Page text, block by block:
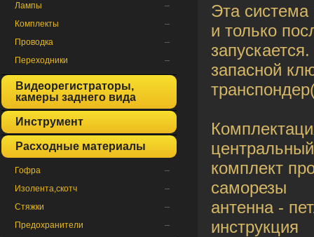
Эта система
и только
запасной
комплект
саморезы
антенна -
инструкция
Лампы
Комплекты
Проводка
Переходники
Видеорегистраторы,
камеры заднего вида
Инструмент
Расходные материалы
Гофра
Изолента,скотч
Стяжки
Предохранители